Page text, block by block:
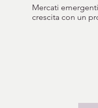
Mercati
crescita con un